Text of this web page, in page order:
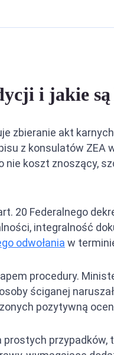
i jakie
zbieranie akt
z konsulatów
nie koszt znoszący,
20 Federalnego
integralność
odwołania w
procedury.
ściganej
pozytywną